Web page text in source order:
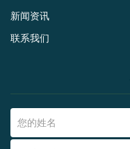
新闻资讯
联系我们